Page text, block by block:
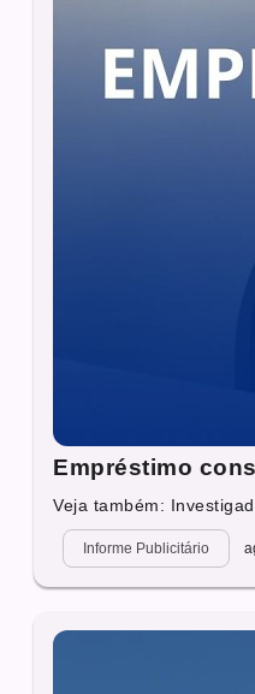
Empréstimo
Veja também:
Informe Publicitário